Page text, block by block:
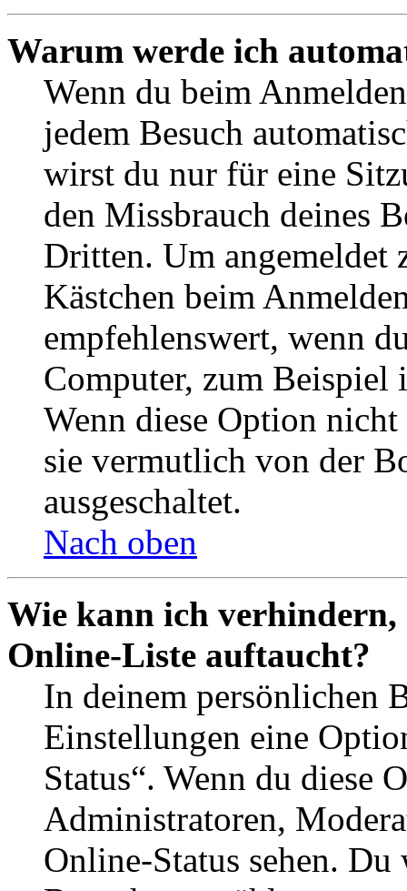
Warum werde ich
Wenn du beim
jedem Besuch
wirst du nur für eine
den Missbrauch deines
Dritten. Um angemeldet
Kästchen beim
empfehlenswert, wenn
Computer, zum Beispiel
Wenn diese Option
sie vermutlich von der
ausgeschaltet.
Nach oben
Wie kann ich verhindern,
Online-Liste auftaucht?
In deinem persönlichen
Einstellungen eine
Status“. Wenn du diese
Administratoren,
Online-Status sehen.